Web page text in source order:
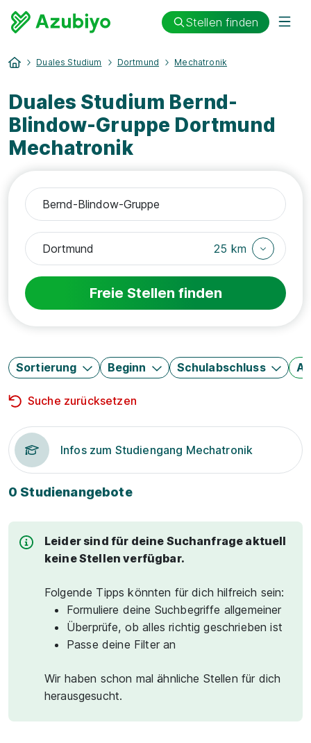
Stellen finden
Duales Studium Dortmund Mechatronik
Duales Studium Bernd-
Blindow-Gruppe Dortmund
Mechatronik
25 km
Freie Stellen finden
Sortierung Beginn Schulabschluss
Suche zurücksetzen
Infos zum Studiengang Mechatronik
0 Studienangebote
Leider sind für deine Suchanfrage aktuell
keine Stellen verfügbar.
Folgende Tipps könnten für dich hilfreich sein:
Formuliere deine Suchbegriffe allgemeiner
Überprüfe, ob alles richtig geschrieben ist
Passe deine Filter an
Wir haben schon mal ähnliche Stellen für dich
herausgesucht.